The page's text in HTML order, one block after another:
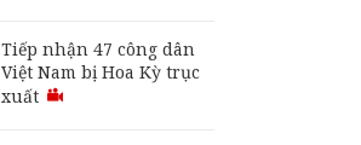
thuốc lá thế hệ mới
Truy tố Mr Pips,
Shark Bình và người
Tiếp nhận 47 công dân
Việt Nam bị Hoa Kỳ trục
xuất